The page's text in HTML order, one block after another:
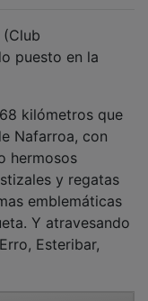
puesto en la
Nafarroa, con
hermosos
y regatas
emblemáticas
Y atravesando
Esteribar,